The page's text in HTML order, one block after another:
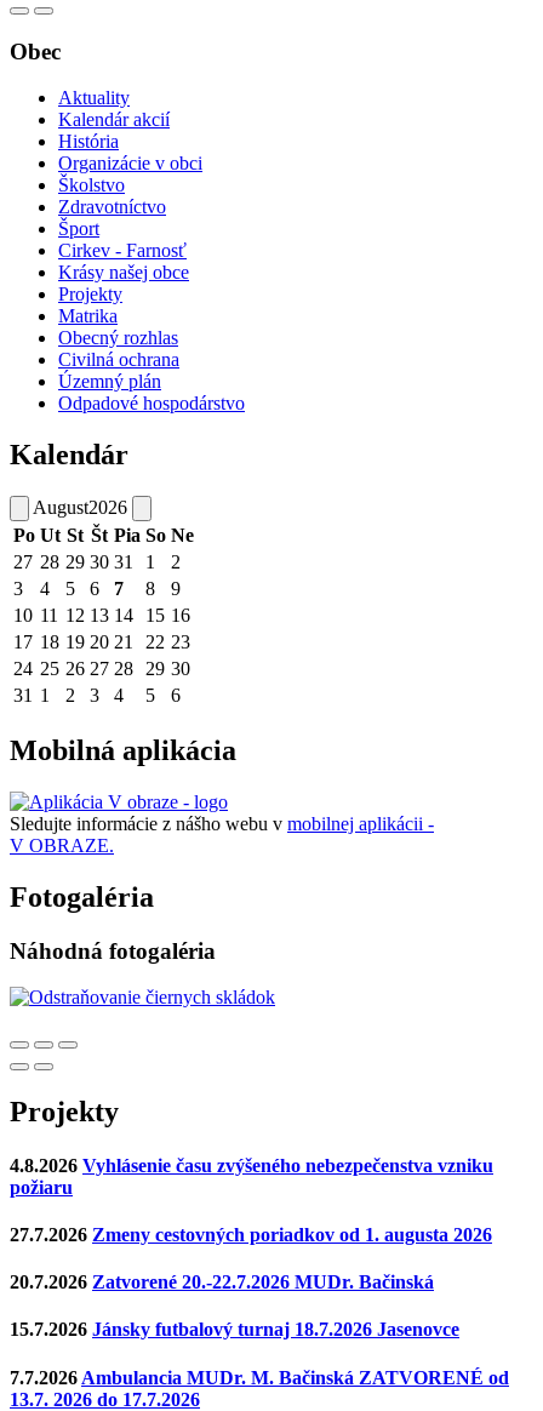
Obec
Aktuality
Kalendár akcií
História
Organizácie v obci
Školstvo
Zdravotníctvo
Šport
Cirkev - Farnosť
Krásy našej obce
Projekty
Matrika
Obecný rozhlas
Civilná ochrana
Územný plán
Odpadové hospodárstvo
Kalendár
August2026
Po Ut St Št Pia So Ne
27 28 29 30 31 1
2
3
4 5 6 7 8
9
10 11 12 13 14 15 16
17 18 19 20 21 22 23
24 25 26 27 28 29 30
31 1 2 3 4 5 6
Mobilná aplikácia
Sledujte informácie z nášho webu v mobilnej aplikácii -
V OBRAZE.
Fotogaléria
Náhodná fotogaléria
Projekty
4.8.2026 Vyhlásenie času zvýšeného nebezpečenstva vzniku
požiaru
27.7.2026 Zmeny cestovných poriadkov od 1. augusta 2026
20.7.2026 Zatvorené 20.-22.7.2026 MUDr. Bačinská
15.7.2026 Jánsky futbalový turnaj 18.7.2026 Jasenovce
7.7.2026 Ambulancia MUDr. M. Bačinská ZATVORENÉ od
13.7. 2026 do 17.7.2026